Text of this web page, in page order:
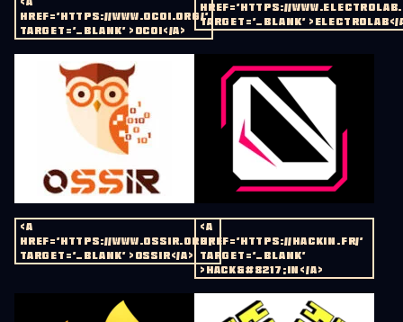
HREF='HTTPS://WWW.OCOI.ORG/'
TARGET='_BLANK' >OCOI</A>
HREF='HTTPS://
TARGET='_BLANK' >ELECTROLAB</
<A
HREF='HTTPS://WWW.OSSIR.ORG/'
TARGET='_BLANK' >OSSIR</A>
<A
HREF='HTTPS://HACKIN.FR/'
TARGET='_BLANK'
>HACK&#8217;IN</A>